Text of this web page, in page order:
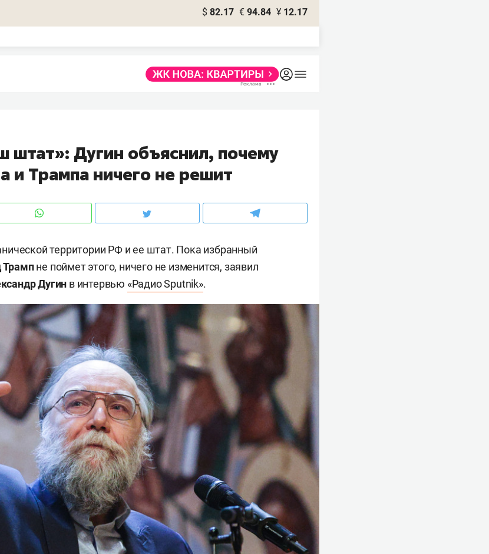
$ 82.17 € 94.84 ¥ 12.17
штат»: Дугин объяснил, почему
и Трампа ничего не решит
территории РФ и ее штат. Пока избранный
Трампне поймет этого, ничего не изменится, заявил
Дугин в интервью «РадиоSputnik».